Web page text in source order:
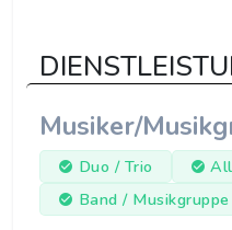
Musiker/
Duo / Trio
Band / Musikgruppe